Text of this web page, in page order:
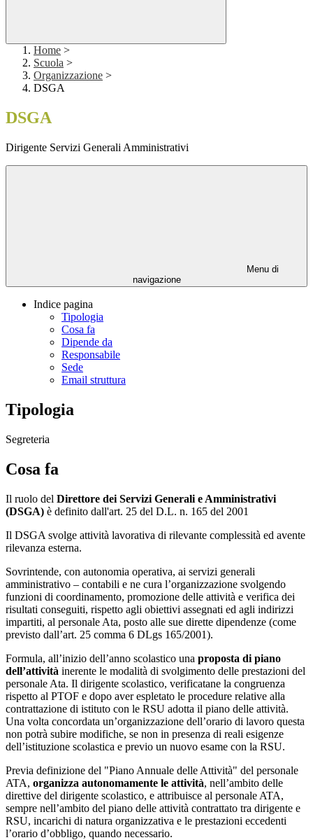
Home >
Scuola >
Organizzazione >
DSGA
DSGA
Dirigente Servizi Generali Amministrativi
Menu di
navigazione
Indice pagina
Tipologia
Cosa fa
Dipende da
Responsabile
Sede
Email struttura
Tipologia
Segreteria
Cosa fa
Il ruolo del Direttore dei Servizi Generali e Amministrativi
(DSGA) è definito dall'art. 25 del D.L. n. 165 del 2001
Il DSGA svolge attività lavorativa di rilevante complessità ed avente
rilevanza esterna.
Sovrintende, con autonomia operativa, ai servizi generali
amministrativo – contabili e ne cura l’organizzazione svolgendo
funzioni di coordinamento, promozione delle attività e verifica dei
risultati conseguiti, rispetto agli obiettivi assegnati ed agli indirizzi
impartiti, al personale Ata, posto alle sue dirette dipendenze (come
previsto dall’art. 25 comma 6 DLgs 165/2001).
Formula, all’inizio dell’anno scolastico una proposta di piano
dell’attività inerente le modalità di svolgimento delle prestazioni del
personale Ata. Il dirigente scolastico, verificatane la congruenza
rispetto al PTOF e dopo aver espletato le procedure relative alla
contrattazione di istituto con le RSU adotta il piano delle attività.
Una volta concordata un’organizzazione dell’orario di lavoro questa
non potrà subire modifiche, se non in presenza di reali esigenze
dell’istituzione scolastica e previo un nuovo esame con la RSU.
Previa definizione del "Piano Annuale delle Attività" del personale
ATA, organizza autonomamente le attività, nell’ambito delle
direttive del dirigente scolastico, e attribuisce al personale ATA,
sempre nell’ambito del piano delle attività contrattato tra dirigente e
RSU, incarichi di natura organizzativa e le prestazioni eccedenti
l’orario d’obbligo, quando necessario.